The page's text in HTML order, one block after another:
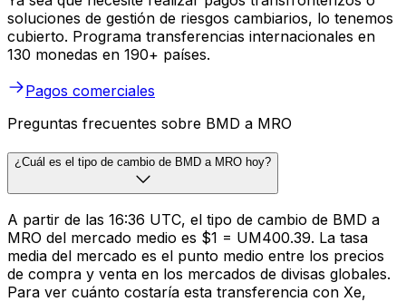
soluciones de gestión de riesgos cambiarios, lo tenemos
cubierto. Programa transferencias internacionales en
130 monedas en 190+ países.
Pagos comerciales
Preguntas frecuentes sobre BMD a MRO
¿Cuál es el tipo de cambio de BMD a MRO hoy?
A partir de las 16:36 UTC, el tipo de cambio de BMD a
MRO del mercado medio es $1 = UM400.39. La tasa
media del mercado es el punto medio entre los precios
de compra y venta en los mercados de divisas globales.
Para ver cuánto costaría esta transferencia con Xe,